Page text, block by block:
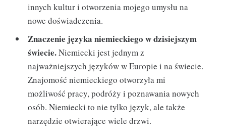
innych kultur i otworzenia mojego umysłu na
nowe doświadczenia.
Znaczenie języka niemieckiego w dzisiejszym
świecie.Niemiecki jest jednym z
najważniejszych języków w Europie i na świecie.
Znajomość niemieckiego otworzyła mi
możliwość pracy, podróży i poznawania nowych
osób. Niemiecki to nie tylko język, ale także
narzędzie otwierające wiele drzwi.